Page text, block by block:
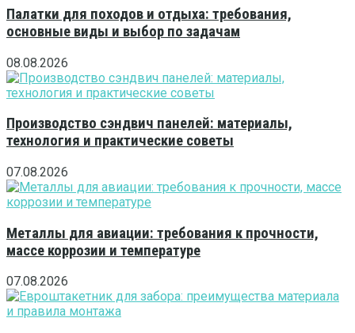
Палатки для походов и отдыха: требования,
основные виды и выбор по задачам
08.08.2026
Производство сэндвич панелей: материалы,
технология и практические советы
07.08.2026
Металлы для авиации: требования к прочности,
массе коррозии и температуре
07.08.2026